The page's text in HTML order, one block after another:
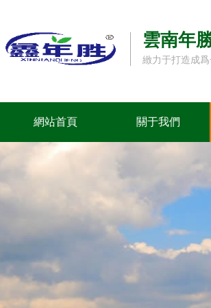
雲南年
緻力于打造成
網站首頁 關于我們